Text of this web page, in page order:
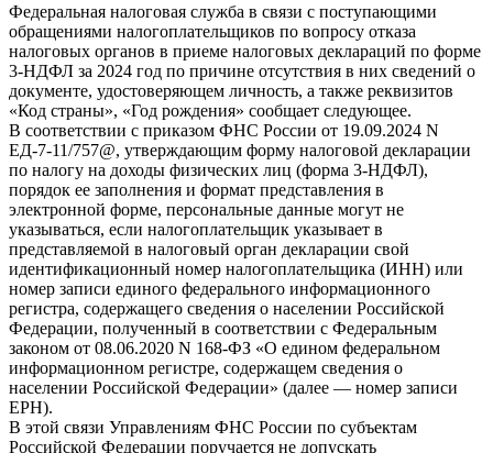
Федеральная налоговая служба в связи с поступающими
обращениями налогоплательщиков по вопросу отказа
налоговых органов в приеме налоговых деклараций по форме
3-НДФЛ за 2024 год по причине отсутствия в них сведений о
документе, удостоверяющем личность, а также реквизитов
«Код страны», «Год рождения» сообщает следующее.
В соответствии с приказом ФНС России от 19.09.2024 N
ЕД-7-11/757@, утверждающим форму налоговой декларации
по налогу на доходы физических лиц (форма 3-НДФЛ),
порядок ее заполнения и формат представления в
электронной форме, персональные данные могут не
указываться, если налогоплательщик указывает в
представляемой в налоговый орган декларации свой
идентификационный номер налогоплательщика (ИНН) или
номер записи единого федерального информационного
регистра, содержащего сведения о населении Российской
Федерации, полученный в соответствии с Федеральным
законом от 08.06.2020 N 168-ФЗ «О едином федеральном
информационном регистре, содержащем сведения о
населении Российской Федерации» (далее — номер записи
ЕРН).
В этой связи Управлениям ФНС России по субъектам
Российской Федерации поручается не допускать